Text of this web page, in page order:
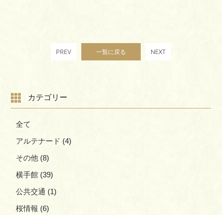
PREV 一覧に戻る NEXT
カテゴリー
全て
アルテナード (4)
その他 (8)
横手館 (39)
公共交通 (1)
桜情報 (6)